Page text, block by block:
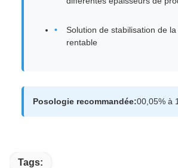
Solution de stabilisation de
rentable
Posologie recommandée:00,05% à
Tags: